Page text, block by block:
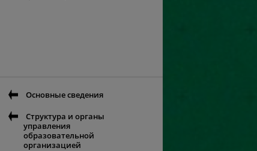
Основные сведения
Структура и органы
управления
образовательной
организацией